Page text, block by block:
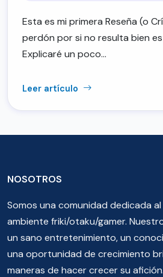
Esta es mi primera Reseña (o
perdón por si no resulta bien
Explicaré un poco…
Leer artículo
NOSOTROS
Somos una comunidad dedicada
ambiente friki/otaku/gamer.
un sano entretenimiento, un
una oportunidad de crecimiento
maneras de hacer crecer su afición.